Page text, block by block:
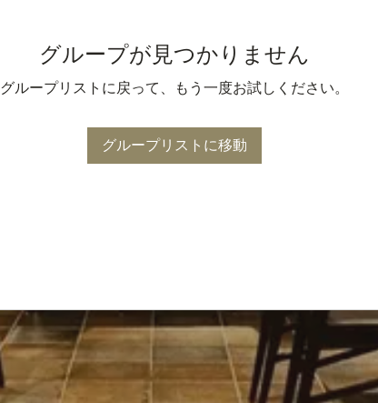
グループが見つかりません
グループリストに戻って、もう一度お試しください。
グループリストに移動